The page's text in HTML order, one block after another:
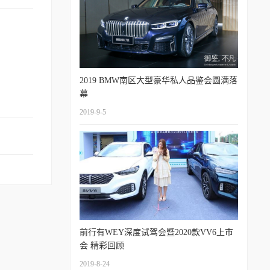
2019 BMW南区大型豪华私人品鉴会圆满落
幕
2019-9-5
前行有WEY深度试驾会暨2020款VV6上市
会 精彩回顾
2019-8-24